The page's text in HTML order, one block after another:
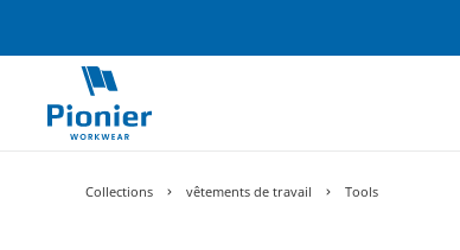
Collections vêtements de travail Tools